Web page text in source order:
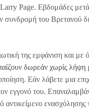
Page. Εβδομάδες
συνδρομή του Βρετανού
της εμφάνιση και με
δωρεάν χωρίς λήψη
Εάν λάβετε μια
εγγονό του.
ενασχόλησης